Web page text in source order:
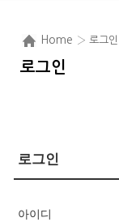
Home › 로그인
로그인
로그인
아이디